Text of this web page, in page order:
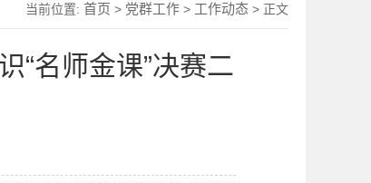
当前位置: 首页 > 党群工作 > 工作动态 > 正文
“名师金课”决赛二